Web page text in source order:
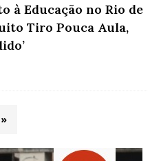
à Educação no Rio de
Tiro Pouca Aula,
»